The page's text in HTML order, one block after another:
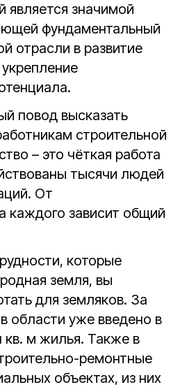
является значимой
фундаментальный
отрасли в развитие
повод высказать
строительной
– это чёткая работа
тысячи людей
От
каждого зависит общий
которые
земля, вы
для земляков. За
области уже введено в
кв. м жилья. Также в
ремонтные
объектах, из них